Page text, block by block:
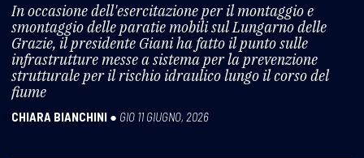
In occasione dell'esercitazione per il montaggio e
smontaggio delle paratie mobili sul Lungarno delle
Grazie, il presidente Giani ha fatto il punto sulle
infrastrutture messe a sistema per la prevenzione
strutturale per il rischio idraulico lungo il corso del
fiume
CHIARA BIANCHINI ● GIO 11 GIUGNO, 2026